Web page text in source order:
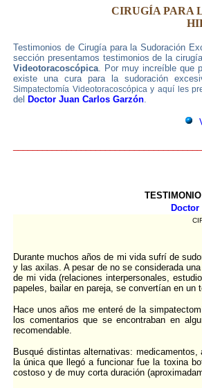
CIRUGÍA PARA
Testimonios de Cirugía para la Sudoración
sección presentamos testimonios de la
Videotoracoscópica. Por muy increíble que
existe una cura para la sudoración
Simpatectomía Videotoracoscópica y aquí les
del Doctor Juan Carlos Garzón.
Durante muchos años de mi vida sufrí de
y las axilas. A pesar de no se considerada
de mi vida (relaciones interpersonales,
papeles, bailar en pareja, se convertían en un
Hace unos años me enteré de la
los comentarios que se encontraban en
recomendable.
Busqué distintas alternativas:
la única que llegó a funcionar fue la toxina
costoso y de muy corta duración